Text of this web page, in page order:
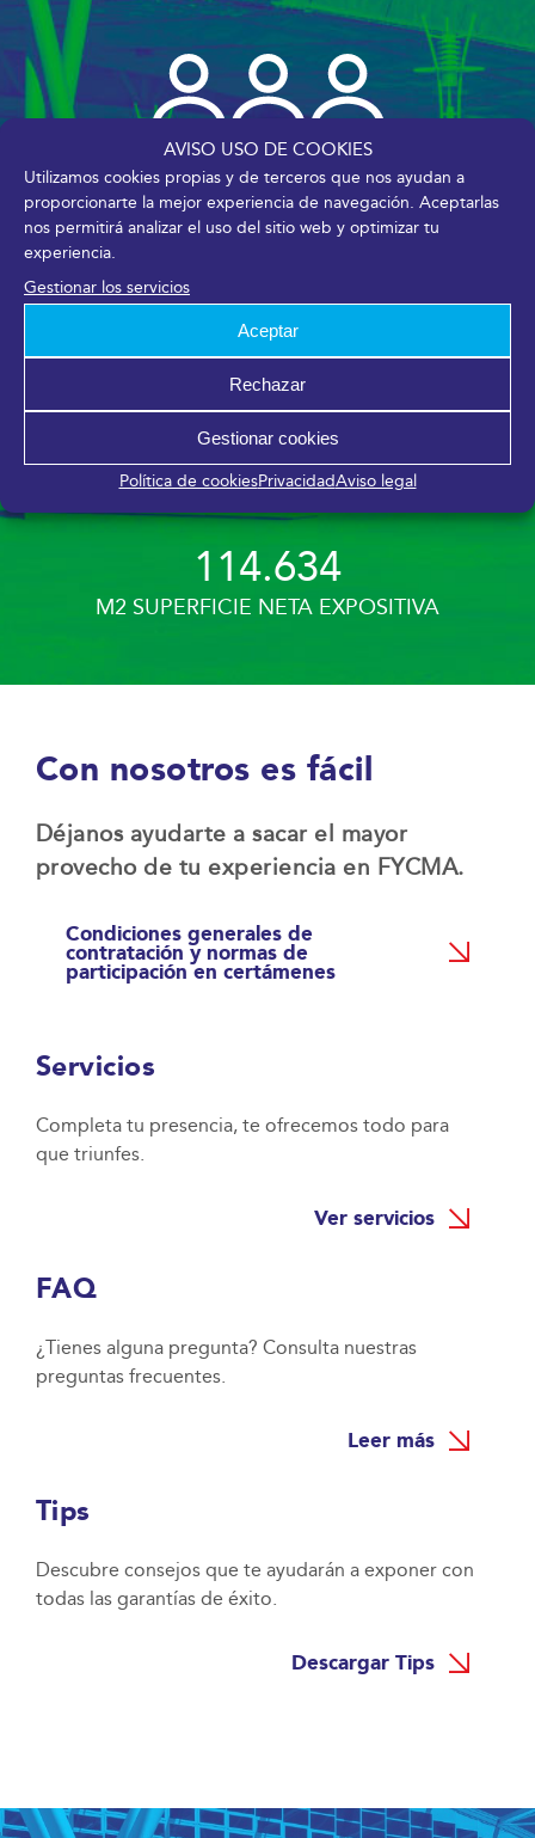
AVISO USO DE COOKIES
Utilizamos cookies propias y de terceros que nos ayudan a
proporcionarte la mejor experiencia de navegación. Aceptarlas
nos permitirá analizar el uso del sitio web y optimizar tu
experiencia.
Gestionar los servicios
Aceptar
Rechazar
Gestionar cookies
Política de cookiesPrivacidadAviso legal
EVENTOS ESPECIALIZADOS
114.634
M2 SUPERFICIE NETA EXPOSITIVA
Con nosotros es fácil
Déjanos ayudarte a sacar el mayor
provecho de tu experiencia en FYCMA.
Condiciones generales de
contratación y normas de
participación en certámenes
Servicios
Completa tu presencia, te ofrecemos todo para
que triunfes.
Ver servicios
FAQ
¿Tienes alguna pregunta? Consulta nuestras
preguntas frecuentes.
Leer más
Tips
Descubre consejos que te ayudarán a exponer con
todas las garantías de éxito.
Descargar Tips